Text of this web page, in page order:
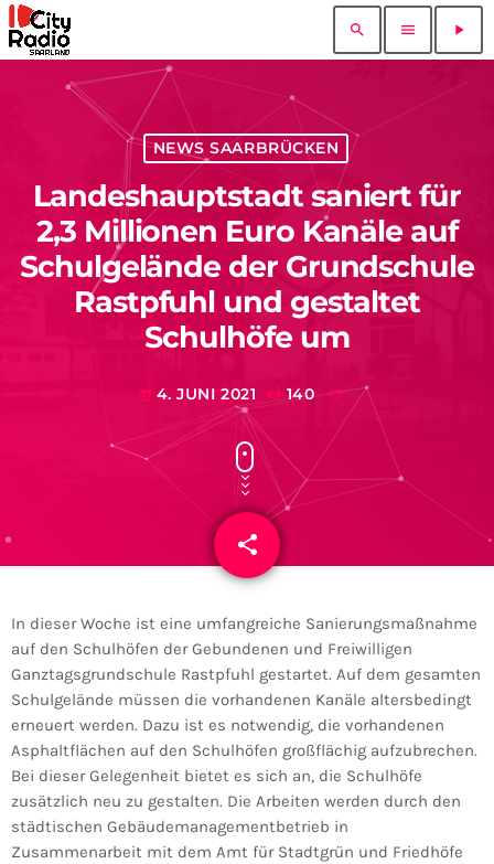
search menu play_arrow
NEWS SAARBRÜCKEN
Landeshauptstadt saniert für
2,3 Millionen Euro Kanäle auf
Schulgelände der Grundschule
Rastpfuhl und gestaltet
Schulhöfe um
today 4. JUNI 2021 140
share
email
In dieser Woche ist eine umfangreiche Sanierungsmaßnahme
auf den Schulhöfen der Gebundenen und Freiwilligen
Ganztagsgrundschule Rastpfuhl gestartet. Auf dem gesamten
Schulgelände müssen die vorhandenen Kanäle altersbedingt
erneuert werden. Dazu ist es notwendig, die vorhandenen
Asphaltflächen auf den Schulhöfen großflächig aufzubrechen.
Bei dieser Gelegenheit bietet es sich an, die Schulhöfe
zusätzlich neu zu gestalten. Die Arbeiten werden durch den
städtischen Gebäudemanagementbetrieb in
Zusammenarbeit mit dem Amt für Stadtgrün und Friedhöfe